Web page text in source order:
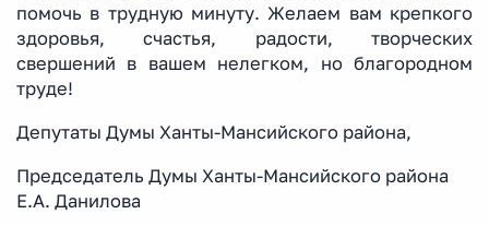
помочь в трудную минуту. Желаем вам крепкого
здоровья, счастья, радости, творческих
свершений в вашем нелегком, но благородном
труде!
Депутаты Думы Ханты-Мансийского района,
Председатель Думы Ханты-Мансийского района
Е.А. Данилова